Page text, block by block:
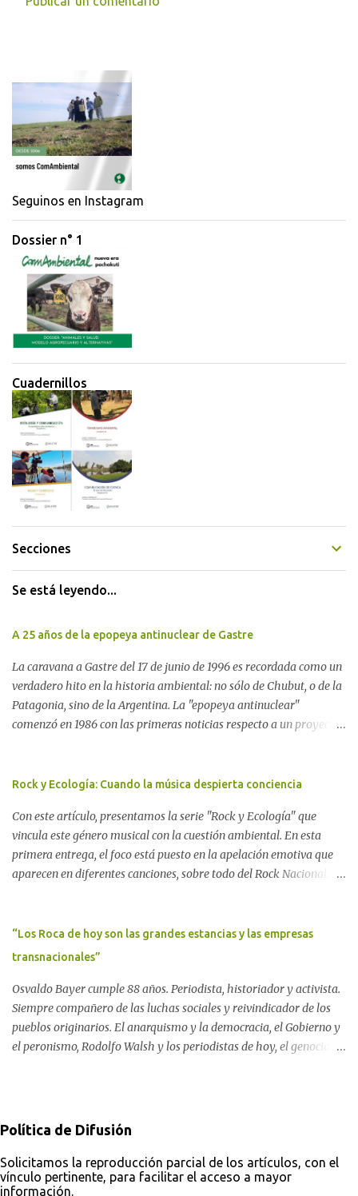
e
t
a
i
o
s
Seguinos en Instagram
Dossier n° 1
Cuadernillos
Secciones
Se está leyendo...
A 25 años de la epopeya antinuclear de Gastre
La caravana a Gastre del 17 de junio de 1996 es recordada como un
verdadero hito en la historia ambiental: no sólo de Chubut, o de la
Patagonia, sino de la Argentina. La "epopeya antinuclear"
comenzó en 1986 con las primeras noticias respecto a un proyecto
proyecto legislativo nacional al respecto. En este artículo, la
Movimiento Antinuclear de Chubut (MACH) liderada por Javier
Rodríguez Pardo, como una lección de rebelión democrática
territorial frente a las imposiciones de la tecnocracia nuclear
globalizada. Dossier N° 3 "La crisis nuclear en el mundo. A 10 años
Dukal.
Rock y Ecología: Cuando la música despierta conciencia
Con este artículo, presentamos la serie "Rock y Ecología" que
vincula este género musical con la cuestión ambiental. En esta
primera entrega, el foco está puesto en la apelación emotiva que
aparecen en diferentes canciones, sobre todo del Rock Nacional.
Carolina Aponte La Madre Tierra se escucha en las canciones del
Rock Nacional.
“Los Roca de hoy son las grandes estancias y las empresas
transnacionales”
Osvaldo Bayer cumple 88 años. Periodista, historiador y activista.
Siempre compañero de las luchas sociales y reivindicador de los
pueblos originarios. El anarquismo y la democracia, el Gobierno y
el peronismo, Rodolfo Walsh y los periodistas de hoy, el genocidio
Política de Difusión
Solicitamos la reproducción parcial de los artículos, con el
vínculo pertinente, para facilitar el acceso a mayor
información.